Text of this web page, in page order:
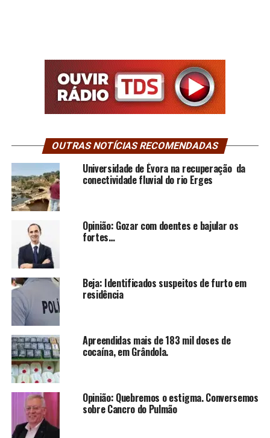
OUTRAS NOTÍCIAS RECOMENDADAS
Universidade de Évora na recuperação da
conectividade fluvial do rio Erges
Opinião: Gozar com doentes e bajular os
fortes…
Beja: Identificados suspeitos de furto em
residência
Apreendidas mais de 183 mil doses de
cocaína, em Grândola.
Opinião: Quebremos o estigma. Conversemos
sobre Cancro do Pulmão